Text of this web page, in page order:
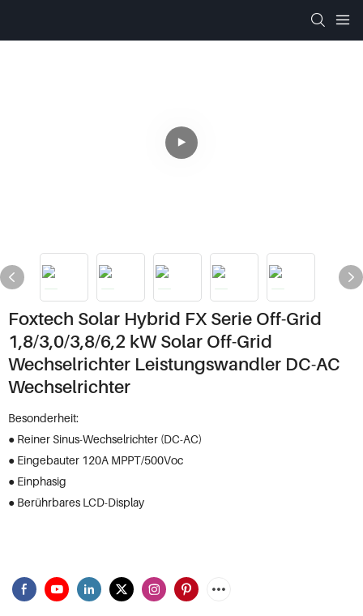
Foxtech Solar Hybrid FX Serie Off-Grid
1,8/3,0/3,8/6,2 kW Solar Off-Grid
Wechselrichter Leistungswandler DC-AC
Wechselrichter
Besonderheit:
● Reiner Sinus-Wechselrichter (DC-AC)
● Eingebauter 120A MPPT/500Voc
● Einphasig
● Berührbares LCD-Display